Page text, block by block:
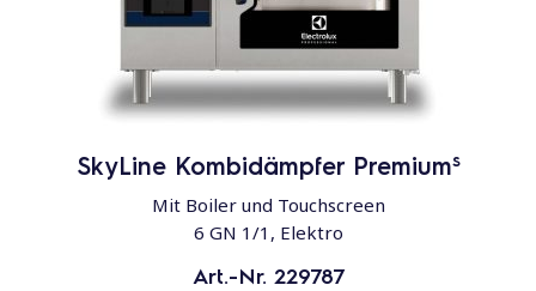
SkyLine Kombidämpfer Premiums
Mit Boiler und Touchscreen
6 GN 1/1, Elektro
Art.-Nr. 229787